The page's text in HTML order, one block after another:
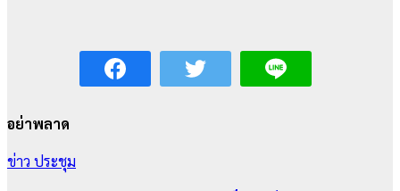
อย่าพลาด
ข่าว ประชุม